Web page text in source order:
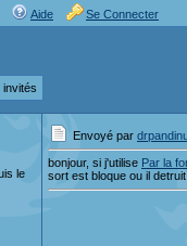
Aide Se Connecter
invités
le
Envoyé par
bonjour, si j'utilise Par la
sort est bloque ou il